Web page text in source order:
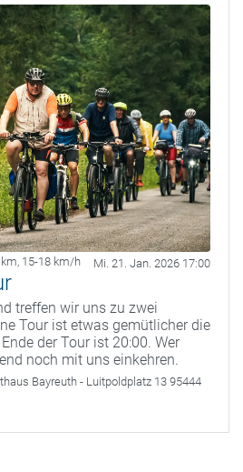
, 15-18 km/h Mi. 21. Jan. 2026 17:00
treffen wir uns zu zwei
Tour ist etwas gemütlicher die
der Tour ist 20:00. Wer
noch mit uns einkehren.
Bayreuth - Luitpoldplatz 13 95444